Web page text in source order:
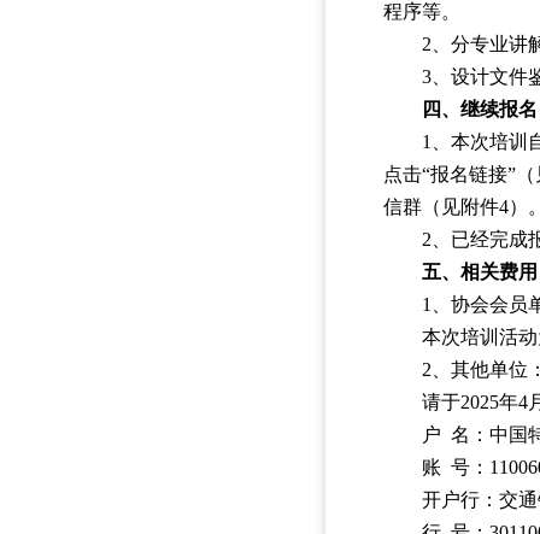
程序等。
2、分专业讲
3、设计文件
四、继续报名
1、本次培训
点击“报名链接”
信群（见附件4）
2、已经完成
五、相关费用
1、协会会员
本次培训活
2、其他单位
请于2025年4
户 名：中国
账 号：
开户行：交